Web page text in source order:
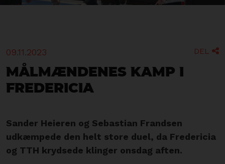
09.11.2023 DEL 
Målmændenes kamp i
Fredericia
Sander Heieren og Sebastian Frandsen
udkæmpede den helt store duel, da Fredericia
og TTH krydsede klinger onsdag aften.